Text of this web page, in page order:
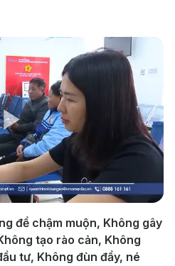
Play
Video
để chậm muộn, Không gây
tạo rào cản, Không
tư, Không đùn đẩy, né